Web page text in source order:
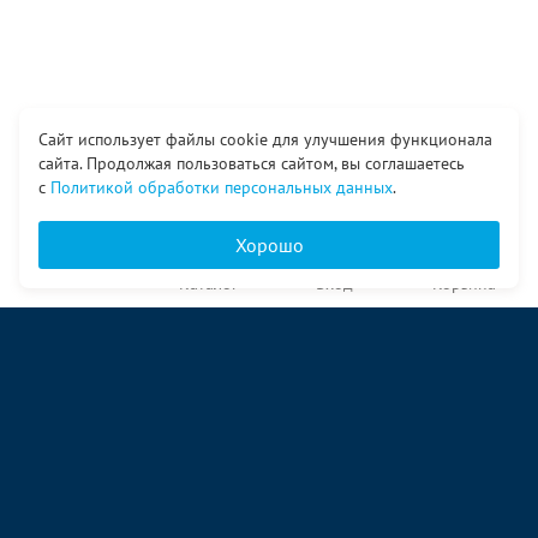
Сайт использует файлы cookie для улучшения функционала
сайта. Продолжая пользоваться сайтом, вы соглашаетесь
с Политикой обработки персональных данных.
Хорошо